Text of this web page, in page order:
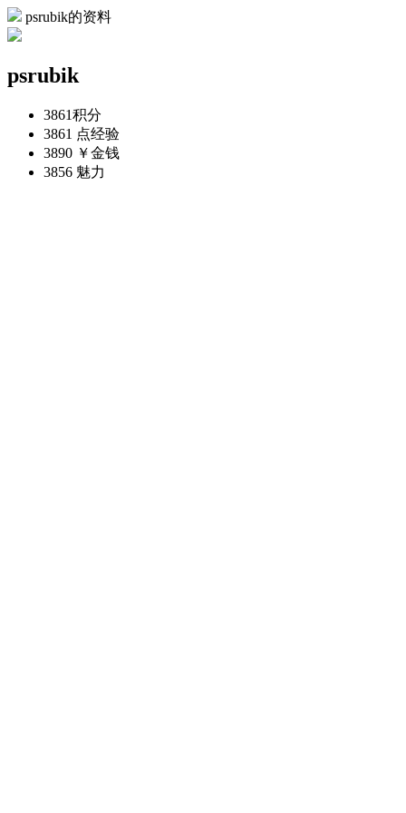
psrubik的资料
psrubik
3861积分
3861 点经验
3890 ￥金钱
3856 魅力